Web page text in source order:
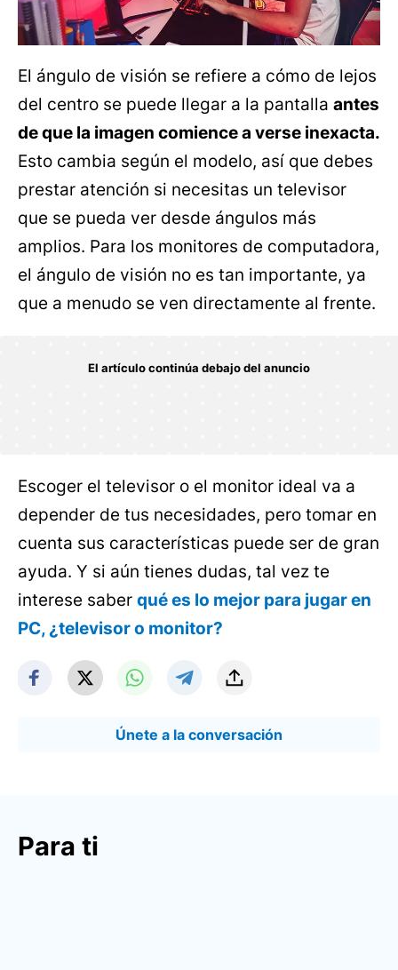
El ángulo de visión se refiere a cómo de lejos
del centro se puede llegar a la pantalla antes
de que la imagen comience a verse inexacta.
Esto cambia según el modelo, así que debes
prestar atención si necesitas un televisor
que se pueda ver desde ángulos más
amplios. Para los monitores de computadora,
el ángulo de visión no es tan importante, ya
que a menudo se ven directamente al frente.
Escoger el televisor o el monitor ideal va a
depender de tus necesidades, pero tomar en
cuenta sus características puede ser de gran
ayuda. Y si aún tienes dudas, tal vez te
interese saber qué es lo mejor para jugar en
PC, ¿televisor o monitor?
Únete a la conversación
Para ti